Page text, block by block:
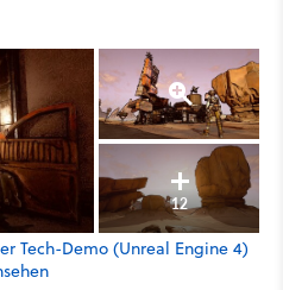
12
Tech-Demo (Unreal Engine 4)